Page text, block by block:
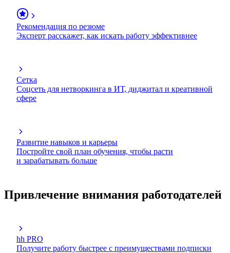
Рекомендация по резюме
Эксперт расскажет, как искать работу эффективнее
Сетка
Соцсеть для нетворкинга в ИТ, диджитал и креативной
сфере
Развитие навыков и карьеры
Постройте свой план обучения, чтобы расти
и зарабатывать больше
Привлечение внимания работодателей
hh PRO
Получите работу быстрее с преимуществами подписки